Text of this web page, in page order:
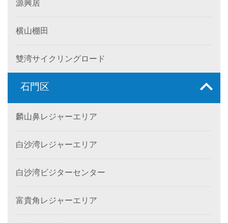
源興居
横山棚田
雙湾サイクリングロード
石門区
麟山鼻レジャーエリア
白沙湾レジャーエリア
白沙湾ビジターセンター
富貴角レジャーエリア